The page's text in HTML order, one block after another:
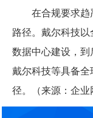
在合规要求趋
路径。戴尔科技
数据中心建设，
戴尔科技等具备
径。（来源：企业